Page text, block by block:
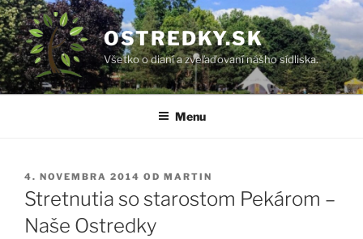
Prejsť
na
obsah
OSTREDKY.SK
Všetko o dianí a zveľaďovaní nášho sídliska.
Menu
PUBLIKOVANÉ
4. NOVEMBRA 2014 OD MARTIN
Stretnutia so starostom Pekárom –
Naše Ostredky